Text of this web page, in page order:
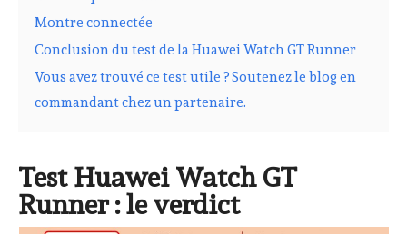
Montre connectée
Conclusion du test de la Huawei Watch GT Runner
Vous avez trouvé ce test utile ? Soutenez le blog en
commandant chez un partenaire.
Test Huawei Watch GT
Runner : le verdict